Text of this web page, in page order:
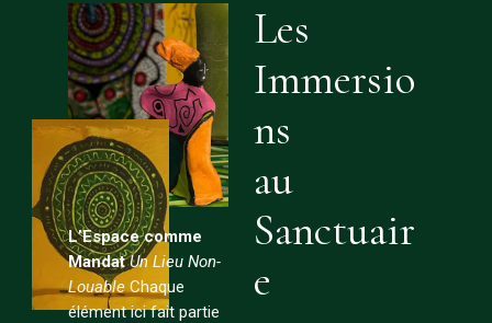
Les
Immersio
ns
au
Sanctuair
e
L’Espace comme
Mandat Un Lieu Non-
LouableChaque
élément ici fait partie